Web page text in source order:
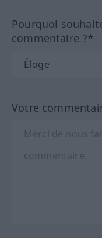
Pourquoi
commentaire ?*
Votre